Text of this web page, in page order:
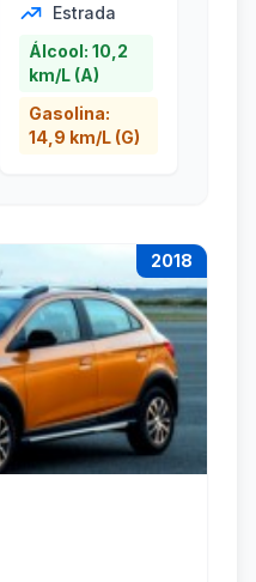
Estrada
Álcool: 10,2
km/L (A)
Gasolina:
14,9 km/L (G)
2018